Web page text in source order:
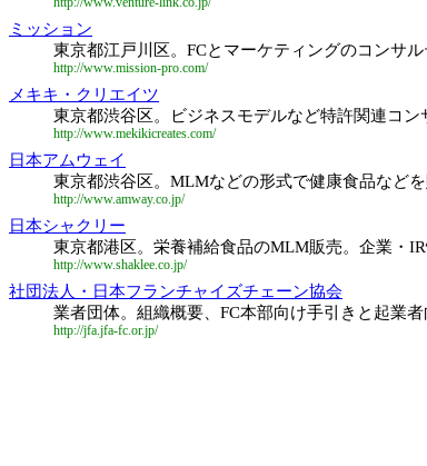
http://www.venture-link.co.jp/
ミッション
東京都江戸川区。FCとマーケティングのコンサ
http://www.mission-pro.com/
メキキ・クリエイツ
東京都渋谷区。ビジネスモデルなど特許関連コン
http://www.mekikicreates.com/
日本アムウェイ
東京都渋谷区。MLMなどの形式で健康食品など
http://www.amway.co.jp/
日本シャクリー
東京都港区。栄養補給食品のMLM販売。企業・
http://www.shaklee.co.jp/
社団法人・日本フランチャイズチェーン協会
業者団体。組織概要、FC本部向け手引きと起業者
http://jfa.jfa-fc.or.jp/